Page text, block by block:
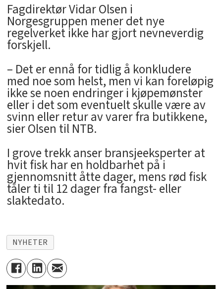
Fagdirektør Vidar Olsen i
Norgesgruppen mener det nye
regelverket ikke har gjort nevneverdig
forskjell.
– Det er ennå for tidlig å konkludere
med noe som helst, men vi kan foreløpig
ikke se noen endringer i kjøpemønster
eller i det som eventuelt skulle være av
svinn eller retur av varer fra butikkene,
sier Olsen til NTB.
I grove trekk anser bransjeeksperter at
hvit fisk har en holdbarhet på i
gjennomsnitt åtte dager, mens rød fisk
tåler ti til 12 dager fra fangst- eller
slaktedato.
NYHETER